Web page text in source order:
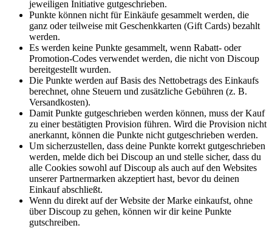
jeweiligen Initiative gutgeschrieben.
Punkte können nicht für Einkäufe gesammelt werden, die
ganz oder teilweise mit Geschenkkarten (Gift Cards) bezahlt
werden.
Es werden keine Punkte gesammelt, wenn Rabatt- oder
Promotion-Codes verwendet werden, die nicht von Discoup
bereitgestellt wurden.
Die Punkte werden auf Basis des Nettobetrags des Einkaufs
berechnet, ohne Steuern und zusätzliche Gebühren (z. B.
Versandkosten).
Damit Punkte gutgeschrieben werden können, muss der Kauf
zu einer bestätigten Provision führen. Wird die Provision nicht
anerkannt, können die Punkte nicht gutgeschrieben werden.
Um sicherzustellen, dass deine Punkte korrekt gutgeschrieben
werden, melde dich bei Discoup an und stelle sicher, dass du
alle Cookies sowohl auf Discoup als auch auf den Websites
unserer Partnermarken akzeptiert hast, bevor du deinen
Einkauf abschließt.
Wenn du direkt auf der Website der Marke einkaufst, ohne
über Discoup zu gehen, können wir dir keine Punkte
gutschreiben.